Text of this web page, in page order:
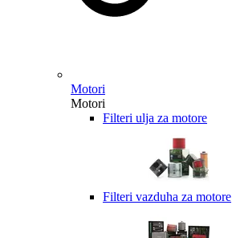
Motori
Motori
Filteri ulja za motore
Filteri vazduha za motore